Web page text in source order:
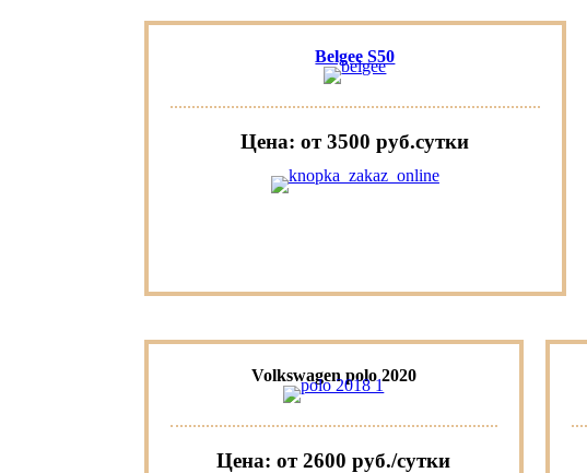
Belgee S50
Цена: от 3500 руб.cутки
Volkswagen polo 2020
Цена: от 2600 руб./сутки